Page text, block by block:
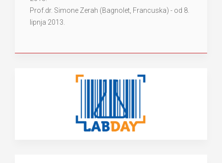
Prof.dr. Simone Zerah (Bagnolet, Francuska) - od 8.
lipnja 2013.